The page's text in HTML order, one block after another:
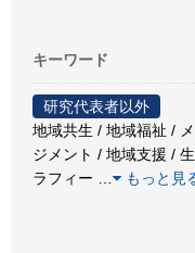
キーワード
研究代表者以外
地域共生 / 地域福祉 /
ジメント / 地域支援 /
ラフィー
もっと見